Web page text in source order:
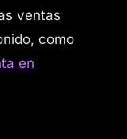
ventas
como
en